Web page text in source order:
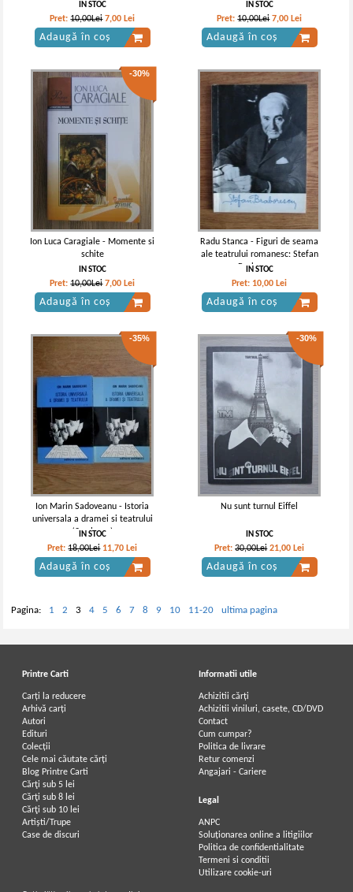
IN STOC
Pret:10,00Lei 7,00 Lei
Adaugă în coș
IN STOC
Pret:10,00Lei 7,00 Lei
Adaugă în coș
-30%
Ion Luca Caragiale - Momente si
schite
IN STOC
Pret:10,00Lei 7,00 Lei
Adaugă în coș
Radu Stanca - Figuri de seama
ale teatrului romanesc: Stefan
Braborescu
IN STOC
Pret: 10,00 Lei
Adaugă în coș
-35%
Ion Marin Sadoveanu - Istoria
universala a dramei si teatrului
(2 volume)
IN STOC
Pret:18,00Lei 11,70 Lei
Adaugă în coș
-30%
Nu sunt turnul Eiffel
IN STOC
Pret:30,00Lei 21,00 Lei
Adaugă în coș
Pagina: 1 2 3 4 5 6 7 8 9 10 11-20 ultima pagina
Printre Carti
Carți la reducere
Arhivă carți
Autori
Edituri
Colecții
Cele mai căutate cărți
Blog Printre Carti
Cărţi sub 5 lei
Cărţi sub 8 lei
Cărţi sub 10 lei
Artiști/Trupe
Case de discuri
Informatii utile
Achizitii cărți
Achizitii viniluri, casete, CD/DVD
Contact
Cum cumpar?
Politica de livrare
Retur comenzi
Angajari - Cariere
Legal
ANPC
Soluționarea online a litigiilor
Politica de confidentialitate
Termeni si conditii
Utilizare cookie-uri